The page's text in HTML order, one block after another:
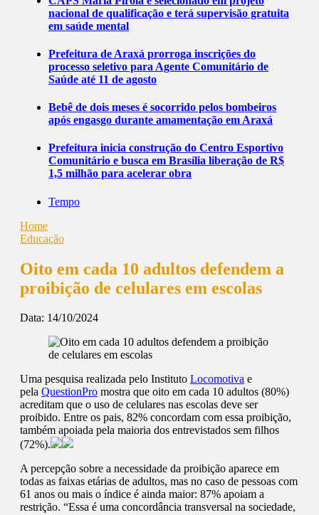
nacional de qualificação e terá supervisão gratuita
em saúde mental
Prefeitura de Araxá prorroga inscrições do
processo seletivo para Agente Comunitário de
Saúde até 11 de agosto
Bebê de dois meses é socorrido pelos bombeiros
após engasgo durante amamentação em Araxá
Prefeitura inicia construção do Centro Esportivo
Comunitário e busca em Brasília liberação de R$
1,5 milhão para acelerar obra
Tempo
Home
Educação
Oito em cada 10 adultos defendem a
proibição de celulares em escolas
Data: 14/10/2024
Uma pesquisa realizada pelo Instituto Locomotiva e
pela QuestionPro mostra que oito em cada 10 adultos (80%)
acreditam que o uso de celulares nas escolas deve ser
proibido. Entre os pais, 82% concordam com essa proibição,
também apoiada pela maioria dos entrevistados sem filhos
(72%).
A percepção sobre a necessidade da proibição aparece em
todas as faixas etárias de adultos, mas no caso de pessoas com
61 anos ou mais o índice é ainda maior: 87% apoiam a
restrição. “Essa é uma concordância transversal na sociedade,